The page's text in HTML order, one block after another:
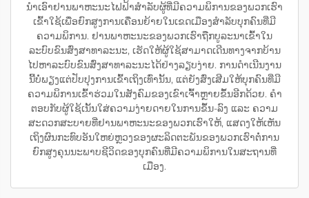
ນຳເອົາຢານພາຫະນະໄຟຟ້າສຳລັບຜູ້ທີ່ມີຄວາມພິການຂອງພວກເຮົາ
ເຂົ້າໃຊ້ເພື່ອຍົກສູງການເຄື່ອນຍ້າຍໃນເຂດເມືອງສຳລັບບຸກຄົນທີ່ມີ
ຄວາມພິການ. ຢານພາຫະນະຂອງພວກເຮົາຖືກບູລະນາເຂົ້າໃນ
ລະບົບຂົນສົ່ງສາທາລະນະ, ເຮັດໃຫ້ຜູ້ໃຊ້ສາມາດເດີນທາງຈາກບ້ານ
ໄປຫາລະບົບຂົນສົ່ງສາທາລະນະໄດ້ຢ່າງລຽບງ່າຍ. ການດຳເນີນງານ
ນີ້ບໍ່ພຽງແຕ່ປັບປຸງການເຂົ້າເຖິງເທົ່ານັ້ນ, ແຕ່ຍັງສົ່ງເສີມໃຫ້ບຸກຄົນທີ່ມີ
ຄວາມພິການເຂົ້າຮ່ວມໃນສັງຄົມຂອງເຂົາເຈົ້າຫຼາຍຂຶ້ນອີກດ້ວຍ. ຄຳ
ຕອບກັບຜູ້ໃຊ້ເນັ້ນໃສ່ຄວາມງ່າຍດາຍໃນການຂຶ້ນ-ລົງ ແລະ ຄວາມ
ສະດວກສະບາຍທີ່ຢານພາຫະນະຂອງພວກເຮົາໃຫ້, ແສດງໃຫ້ເຫັນ
ເຖິງຜົນກະທົບອັນໃຫຍ່ຫຼວງຂອງຜະລິດຕະພັນຂອງພວກເຮົາຕໍ່ການ
ຍົກສູງຄຸນນະພາບຊີວິດຂອງບຸກຄົນທີ່ມີຄວາມພິການໃນສະຖານທີ່
ເມືອງ.